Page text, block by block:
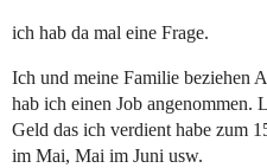
ich hab da mal eine Frage.
Ich und meine Familie beziehen
hab ich einen Job angenommen.
Geld das ich verdient habe zum
im Mai, Mai im Juni usw.